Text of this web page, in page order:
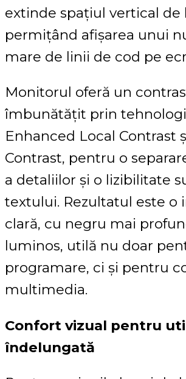
extinde spațiul vertical de
permițând afișarea unui
mare de linii de cod pe
Monitorul oferă un
îmbunătățit prin
Enhanced Local Contrast
Contrast, pentru o
a detaliilor și o lizibilitate
textului. Rezultatul este o
clară, cu negru mai
luminos, utilă nu doar
programare, ci și pentru
multimedia.
Confort vizual pentru
îndelungată